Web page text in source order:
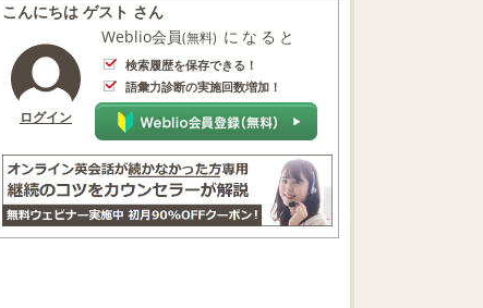
こんにちは ゲスト さん
ログイン
Weblio会員(無料) になると
検索履歴を保存できる！
語彙力診断の実施回数増加！